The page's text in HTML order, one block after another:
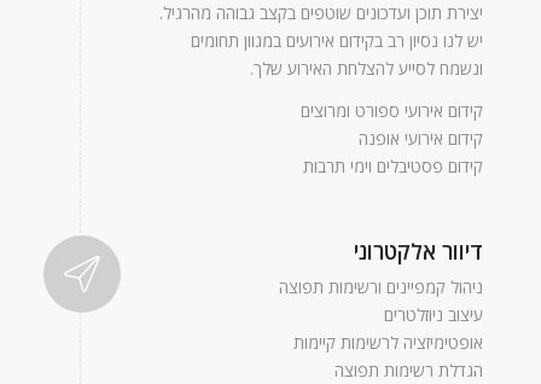
יצירת תוכן ועדכונים שוטפים בקצב גבוהה מהרגיל.
יש לנו נסיון רב בקידום אירועים במגוון תחומים
ונשמח לסייע להצלחת האירוע שלך.
קידום אירועי ספורט ומרוצים
קידום אירועי אופנה
קידום פסטיבלים וימי תרבות
דיוור אלקטרוני
ניהול קמפיינים ורשימות תפוצה
עיצוב ניוזלטרים
אופטימיזציה לרשימות קיימות
הגדלת רשימות תפוצה